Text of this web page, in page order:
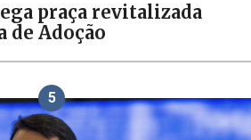
praça revitalizada
de Adoção
5